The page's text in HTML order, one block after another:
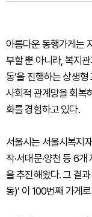
아름다운 동행가게는
부할 뿐 아니라, 복지
동’을 진행하는 상생
사회적 관계망을 회복
화를 경험하고 있다.
서울시는 서울시복지
작·서대문·양천 등 6
을 추진해왔다. 그 결
동)’ 이 100번째 가게